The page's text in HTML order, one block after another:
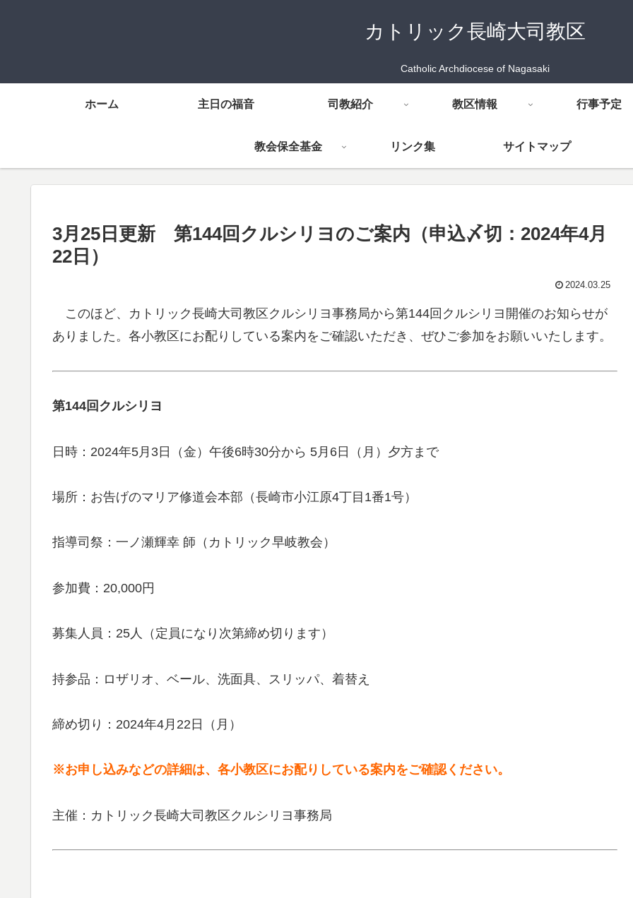
カトリック長崎大司教区
Catholic Archdiocese of Nagasaki
ホーム 主日の福音 司教紹介 教区情報 行事予定
教会保全基金 リンク集 サイトマップ
3月25日更新 第144回クルシリヨのご案内（申込〆切：2024年4月
22日）
2024.03.25
このほど、カトリック長崎大司教区クルシリヨ事務局から第144回クルシリヨ開催のお知らせが
ありました。各小教区にお配りしている案内をご確認いただき、ぜひご参加をお願いいたします。
第144回クルシリヨ
日時：2024年5月3日（金）午後6時30分から 5月6日（月）夕方まで
場所：お告げのマリア修道会本部（長崎市小江原4丁目1番1号）
指導司祭：一ノ瀬輝幸 師（カトリック早岐教会）
参加費：20,000円
募集人員：25人（定員になり次第締め切ります）
持参品：ロザリオ、ベール、洗面具、スリッパ、着替え
締め切り：2024年4月22日（月）
※お申し込みなどの詳細は、各小教区にお配りしている案内をご確認ください。
主催：カトリック長崎大司教区クルシリヨ事務局